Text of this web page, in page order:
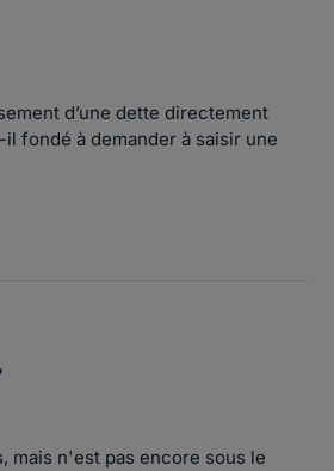
d’une dette directement
fondé à demander à saisir une
mais n'est pas encore sous le